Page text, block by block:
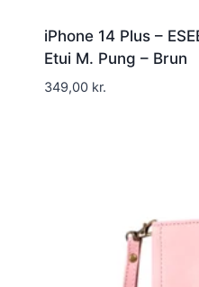
iPhone 14 Plus –
Etui M. Pung – Brun
349,00 kr.